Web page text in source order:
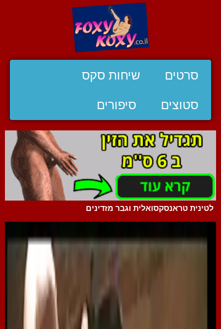
סרטים שיחות סקס
סטוצים סיפורים
לטינית טראנסקסואלית וגבר מזדינים